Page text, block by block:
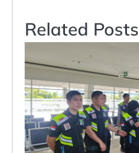
Related Posts